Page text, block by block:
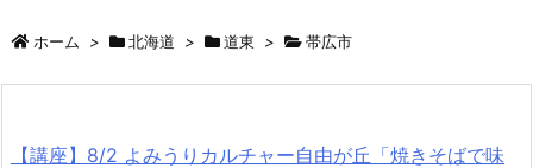
ホーム > 北海道 > 道東 > 帯広市
【講座】8/2 よみうりカルチャー自由が丘「焼きそばで味